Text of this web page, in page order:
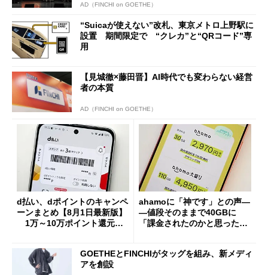
AD（FINCHI on GOETHE）
“Suicaが使えない”改札、東京メトロ上野駅に
設置 期間限定で “クレカ”と“QRコード”専
用
【見城徹×藤田晋】AI時代でも変わらない経営
者の本質
AD（FINCHI on GOETHE）
d払い、dポイントのキャンペ
ーンまとめ【8月1日最新版】
1万～10万ポイント還元の
ahamoに「神です」との声―
―値段そのままで40GBに
「課金されたのかと思った」
GOETHEとFINCHIがタッグを組み、新メディ
アを創設